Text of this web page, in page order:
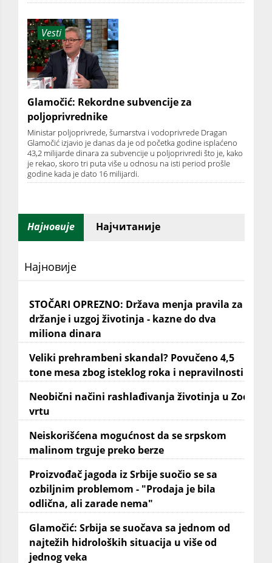
Vesti
Glamočić: Rekordne subvencije za
poljoprivrednike
Ministar poljoprivrede, šumarstva i vodoprivrede Dragan
Glamočić izjavio je danas da je od početka godine isplaćeno
43,2 milijarde dinara za subvencije u poljoprivredi što je, kako
je rekao, skoro tri puta više u odnosu na isti period prošle
godine kada je dato 16 milijardi.
Најновије Најчитаније
Најновије
STOČARI OPREZNO: Država menja pravila za
držanje i uzgoj životinja - kazne do dva
miliona dinara
Veliki prehrambeni skandal? Povučeno 4,5
tone mesa zbog isteklog roka i nepravilnosti
Neobični načini rashlađivanja životinja u Zoo
vrtu
Neiskorišćena mogućnost da se srpskom
malinom trguje preko berze
Proizvođač jagoda iz Srbije suočio se sa
ozbiljnim problemom - "Prodaja je bila
odlična, ali zarade nema"
Glamočić: Srbija se suočava sa jednom od
najtežih hidroloških situacija u više od
jednog veka